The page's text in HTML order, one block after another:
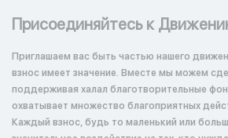
Присоединяйтесь к
Приглашаем вас быть частью нашего
взнос имеет значение. Вместе мы можем
поддерживая халал благотворительные
охватывает множество благоприятных
Каждый взнос, будь то маленький или